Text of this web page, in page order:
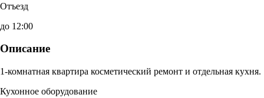
Отъезд
до 12:00
Описание
1-комнатная квартира косметический ремонт и отдельная кухня.
Кухонное оборудование